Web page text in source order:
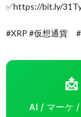
✅https://bit.ly/
#XRP #仮想通貨
AI / マーケ /